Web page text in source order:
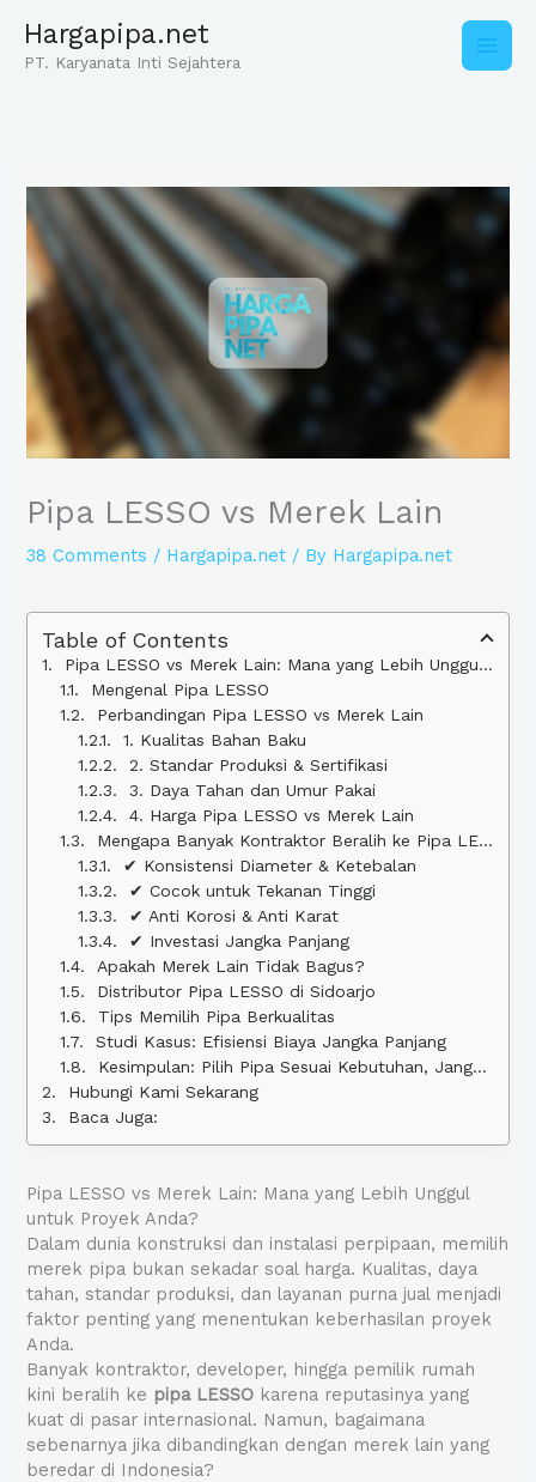
content
Hargapipa.net
PT. Karyanata Inti Sejahtera
Pipa LESSO vs Merek Lain
38 Comments / Hargapipa.net / By Hargapipa.net
Table of Contents
Pipa LESSO vs Merek Lain: Mana yang Lebih Unggul untuk Proyek Anda?
Mengenal Pipa LESSO
Perbandingan Pipa LESSO vs Merek Lain
1. Kualitas Bahan Baku
2. Standar Produksi & Sertifikasi
3. Daya Tahan dan Umur Pakai
4. Harga Pipa LESSO vs Merek Lain
Mengapa Banyak Kontraktor Beralih ke Pipa LESSO?
✔ Konsistensi Diameter & Ketebalan
✔ Cocok untuk Tekanan Tinggi
✔ Anti Korosi & Anti Karat
✔ Investasi Jangka Panjang
Apakah Merek Lain Tidak Bagus?
Distributor Pipa LESSO di Sidoarjo
Tips Memilih Pipa Berkualitas
Studi Kasus: Efisiensi Biaya Jangka Panjang
Kesimpulan: Pilih Pipa Sesuai Kebutuhan, Jangan Asal Murah
Hubungi Kami Sekarang
Baca Juga:
Pipa LESSO vs Merek Lain: Mana yang Lebih Unggul
untuk Proyek Anda?
Dalam dunia konstruksi dan instalasi perpipaan, memilih
merek pipa bukan sekadar soal harga. Kualitas, daya
tahan, standar produksi, dan layanan purna jual menjadi
faktor penting yang menentukan keberhasilan proyek
Anda.
Banyak kontraktor, developer, hingga pemilik rumah
kini beralih ke pipa LESSO karena reputasinya yang
kuat di pasar internasional. Namun, bagaimana
sebenarnya jika dibandingkan dengan merek lain yang
beredar di Indonesia?